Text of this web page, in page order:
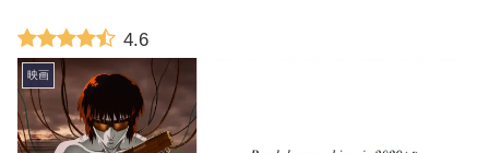
4.6
映画